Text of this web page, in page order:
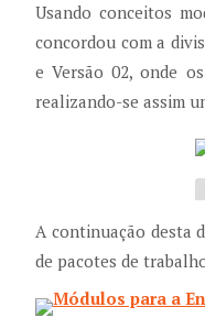
Usando conceitos
concordou com a
e Versão 02, onde
realizando-se assim
A continuação desta
de pacotes de